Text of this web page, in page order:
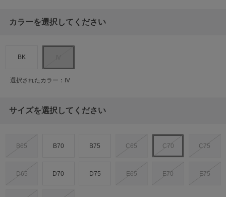
カラーを選択してください
BK
選択されたカラー：IV
サイズを選択してください
B65 B70 B75 C65 C70 C75
D65 D70 D75 E65 E70 E75